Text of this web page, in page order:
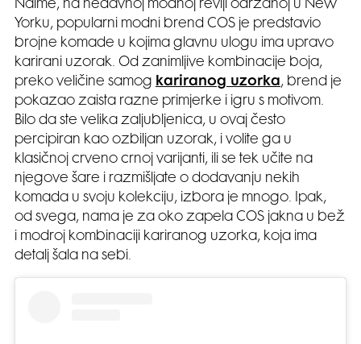
Naime, na nedavnoj modnoj reviji održanoj u New
Yorku, popularni modni brend COS je predstavio
brojne komade u kojima glavnu ulogu ima upravo
karirani uzorak. Od zanimljive kombinacije boja,
preko veličine samog kariranog uzorka, brend je
pokazao zaista razne primjerke i igru s motivom.
Bilo da ste velika zaljubljenica, u ovaj često
percipiran kao ozbiljan uzorak, i volite ga u
klasičnoj crveno crnoj varijanti, ili se tek učite na
njegove šare i razmišljate o dodavanju nekih
komada u svoju kolekciju, izbora je mnogo. Ipak,
od svega, nama je za oko zapela COS jakna u bež
i modroj kombinaciji kariranog uzorka, koja ima
detalj šala na sebi.